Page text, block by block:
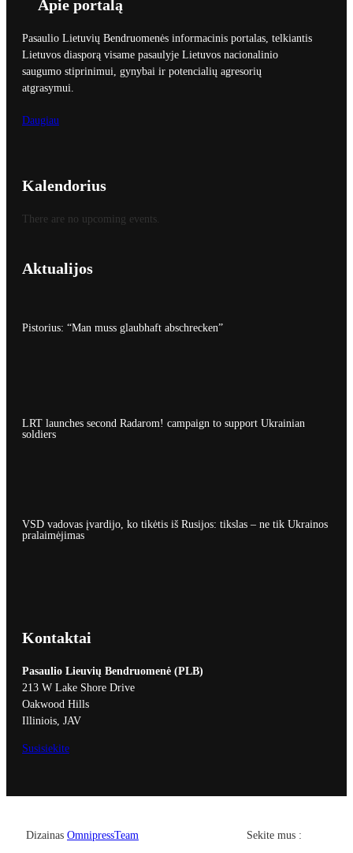
Apie portalą
Pasaulio Lietuvių Bendruomenės informacinis portalas, telkiantis
Lietuvos diasporą visame pasaulyje Lietuvos nacionalinio
saugumo stiprinimui, gynybai ir potencialių agresorių
atgrasymui.
Daugiau
Kalendorius
There are no upcoming events.
Aktualijos
Pistorius: “Man muss glaubhaft abschrecken”
LRT launches second Radarom! campaign to support Ukrainian
soldiers
VSD vadovas įvardijo, ko tikėtis iš Rusijos: tikslas – ne tik Ukrainos
pralaimėjimas
Kontaktai
Pasaulio Lieuvių Bendruomenė (PLB)
213 W Lake Shore Drive
Oakwood Hills
Illiniois, JAV
Susisiekite
Dizainas OmnipressTeam Sekite mus :